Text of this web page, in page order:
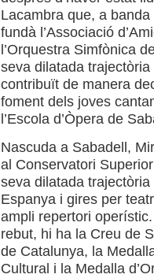
Lacambra que, a
fundà l’Associació
l’Orquestra Simfònica
seva dilatada
contribuït de manera
foment dels joves
l’Escola d’Òpera de
Nascuda a Sabadell,
al Conservatori
seva dilatada
Espanya i gires per
ampli repertori
rebut, hi ha la Creu de
de Catalunya, la
Cultural i la Medalla